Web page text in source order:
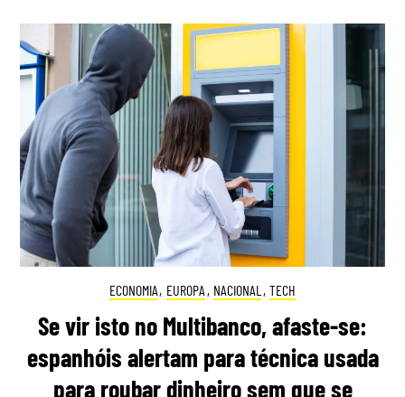
ECONOMIA, EUROPA , NACIONAL , TECH
Se vir isto no Multibanco, afaste-se:
espanhóis alertam para técnica usada
para roubar dinheiro sem que se